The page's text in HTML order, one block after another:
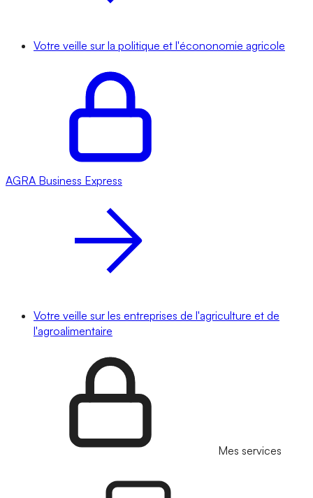
Votre veille sur la politique et l'écononomie agricole
AGRA Business Express
Votre veille sur les entreprises de l'agriculture et de
l'agroalimentaire
Mes services